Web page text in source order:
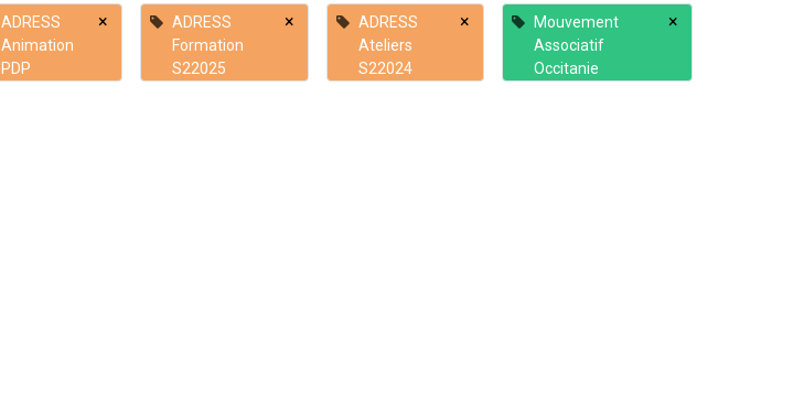
ADRESS
Animation
PDP
×
ADRESS
Formation
S22025
×
ADRESS
Ateliers
S22024
×
Mouvement
Associatif
Occitanie
×